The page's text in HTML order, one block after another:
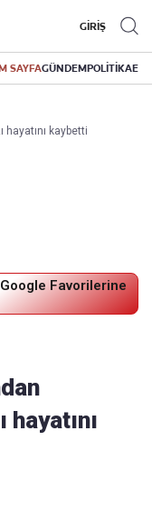
GİRİŞ
SAYFAGÜNDEMPOLİTİKA
hayatını kaybetti
Favorilerine